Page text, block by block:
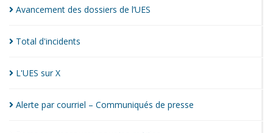
Avancement des dossiers de l’UES
Total d'incidents
L'UES surX
Alerte par courriel – Communiqués de presse